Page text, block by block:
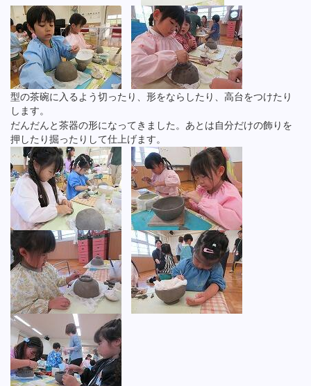
型の茶碗に入るよう切ったり、形をならしたり、高台をつけたり
します。
だんだんと茶器の形になってきました。あとは自分だけの飾りを
押したり掘ったりして仕上げます。